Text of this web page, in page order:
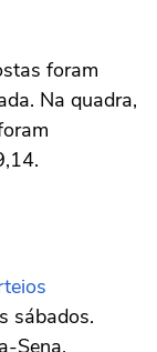
foram
Na quadra,
sábados.
Sena,